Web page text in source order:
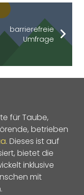
barrierefreie
Umfrage
für Taube,
betrieben
. Dieses ist auf
bietet die
inklusive
mit